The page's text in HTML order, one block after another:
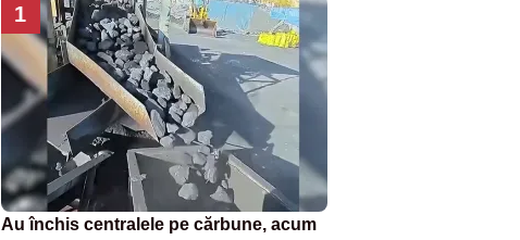
1
Au închis centralele pe cărbune, acum